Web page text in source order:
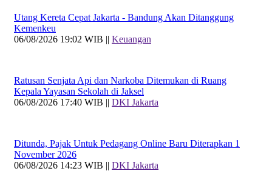
Utang Kereta Cepat Jakarta - Bandung Akan Ditanggung
Kemenkeu
06/08/2026 19:02 WIB || Keuangan
Ratusan Senjata Api dan Narkoba Ditemukan di Ruang
Kepala Yayasan Sekolah di Jaksel
06/08/2026 17:40 WIB || DKI Jakarta
Ditunda, Pajak Untuk Pedagang Online Baru Diterapkan 1
November 2026
06/08/2026 14:23 WIB || DKI Jakarta